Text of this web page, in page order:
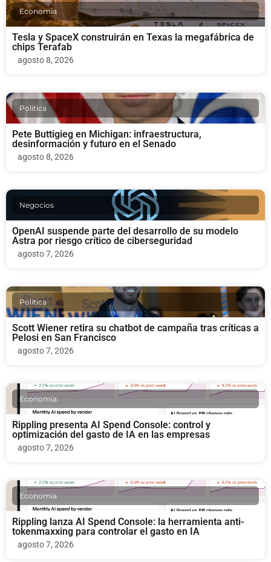
Economia
Tesla y SpaceX construirán en Texas la megafábrica de
chips Terafab
agosto 8, 2026
Politica
Pete Buttigieg en Michigan: infraestructura,
desinformación y futuro en el Senado
agosto 8, 2026
Negocios
OpenAI suspende parte del desarrollo de su modelo
Astra por riesgo crítico de ciberseguridad
agosto 7, 2026
Politica
Scott Wiener retira su chatbot de campaña tras críticas a
Pelosi en San Francisco
agosto 7, 2026
Economia
Rippling presenta AI Spend Console: control y
optimización del gasto de IA en las empresas
agosto 7, 2026
Economia
Rippling lanza AI Spend Console: la herramienta anti-
tokenmaxxing para controlar el gasto en IA
agosto 7, 2026